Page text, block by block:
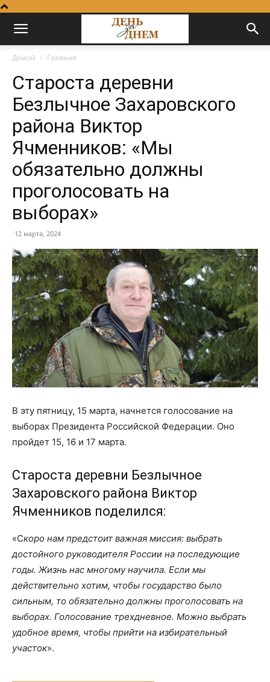
Домой Главная
Староста деревни
Безлычное Захаровского
района Виктор
Ячменников: «Мы
обязательно должны
проголосовать на
выборах»
12 марта, 2024
В эту пятницу, 15 марта, начнется голосование на
выборах Президента Российской Федерации. Оно
пройдет 15, 16 и 17 марта.
Староста деревни Безлычное
Захаровского района Виктор
Ячменников поделился:
«Скоро нам предстоит важная миссия: выбрать
достойного руководителя России на последующие
годы. Жизнь нас многому научила. Если мы
действительно хотим, чтобы государство было
сильным, то обязательно должны проголосовать на
выборах. Голосование трехдневное. Можно выбрать
удобное время, чтобы прийти на избирательный
участок».